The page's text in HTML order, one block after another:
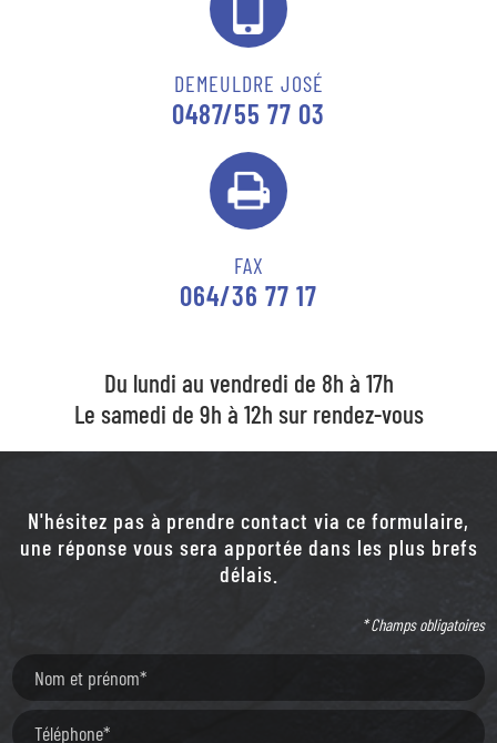
DEMEULDRE JOSÉ
0487/55 77 03
FAX
064/36 77 17
Du lundi au vendredi de 8h à 17h
Le samedi de 9h à 12h sur rendez-vous
N'hésitez pas à prendre contact via ce formulaire,
une réponse vous sera apportée dans les plus brefs
délais.
* Champs obligatoires